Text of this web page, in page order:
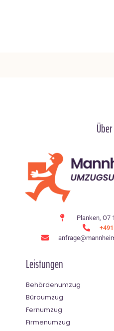
Planken, O7
Leistungen
Behördenumzug
Büroumzug
Fernumzug
Firmenumzug